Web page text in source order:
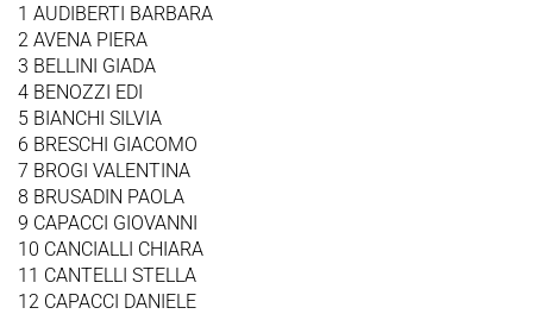
1 AUDIBERTI BARBARA
2 AVENA PIERA
3 BELLINI GIADA
4 BENOZZI EDI
5 BIANCHI SILVIA
6 BRESCHI GIACOMO
7 BROGI VALENTINA
8 BRUSADIN PAOLA
9 CAPACCI GIOVANNI
10 CANCIALLI CHIARA
11 CANTELLI STELLA
12 CAPACCI DANIELE